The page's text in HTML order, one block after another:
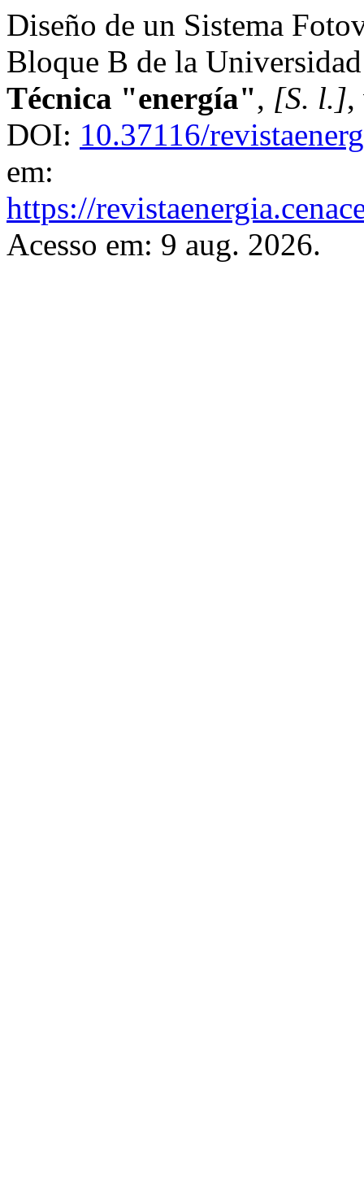
Diseño de un Sistema
Bloque B de la
Técnica "energía", [S. l.],
DOI: 10.37116/
em:
https://
Acesso em: 9 aug. 2026.